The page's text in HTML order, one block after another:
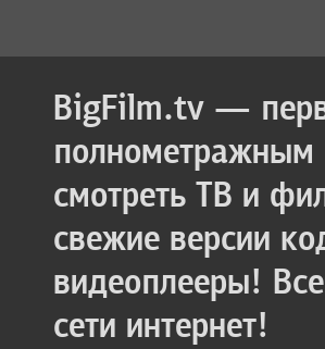
BigFilm.tv —
полнометражным
смотреть ТВ и
свежие версии
видеоплееры!
сети интернет!